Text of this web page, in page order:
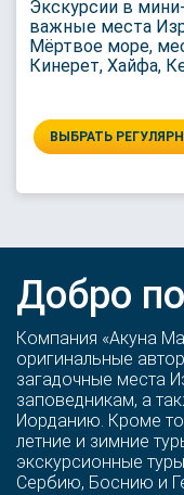
Экскурсии в
важные места
Мёртвое море,
Кинерет, Хайфа,
ВЫБРАТЬ
Добро
Компания «Акуна
оригинальные
загадочные места
заповедникам, а
Иорданию. Кроме
летние и зимние
экскурсионные
Сербию, Боснию и